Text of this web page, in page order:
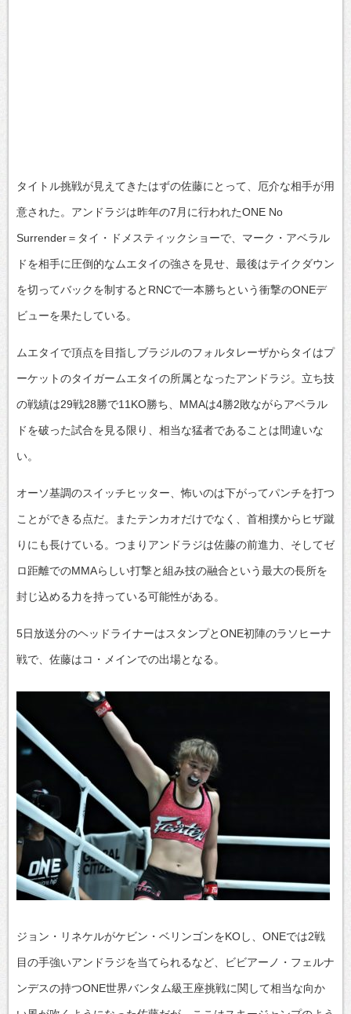
タイトル挑戦が見えてきたはずの佐藤にとって、厄介な相手が用
意された。アンドラジは昨年の7月に行われたONE No
Surrender＝タイ・ドメスティックショーで、マーク・アベラル
ドを相手に圧倒的なムエタイの強さを見せ、最後はテイクダウン
を切ってバックを制するとRNCで一本勝ちという衝撃のONEデ
ビューを果たしている。
ムエタイで頂点を目指しブラジルのフォルタレーザからタイはプ
ーケットのタイガームエタイの所属となったアンドラジ。立ち技
の戦績は29戦28勝で11KO勝ち、MMAは4勝2敗ながらアベラル
ドを破った試合を見る限り、相当な猛者であることは間違いな
い。
オーソ基調のスイッチヒッター、怖いのは下がってパンチを打つ
ことができる点だ。またテンカオだけでなく、首相撲からヒザ蹴
りにも長けている。つまりアンドラジは佐藤の前進力、そしてゼ
ロ距離でのMMAらしい打撃と組み技の融合という最大の長所を
封じ込める力を持っている可能性がある。
5日放送分のヘッドライナーはスタンプとONE初陣のラソヒーナ
戦で、佐藤はコ・メインでの出場となる。
ジョン・リネケルがケビン・ベリンゴンをKOし、ONEでは2戦
目の手強いアンドラジを当てられるなど、ビビアーノ・フェルナ
ンデスの持つONE世界バンタム級王座挑戦に関して相当な向か